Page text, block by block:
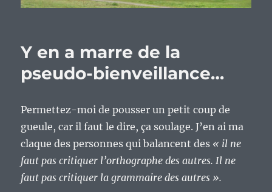
Y en a marre de la
pseudo-bienveillance…
Permettez-moi de pousser un petit coup de
gueule, car il faut le dire, ça soulage. J’en ai ma
claque des personnes qui balancent des « il ne
faut pas critiquer l’orthographe des autres. Il ne
faut pas critiquer la grammaire des autres ».